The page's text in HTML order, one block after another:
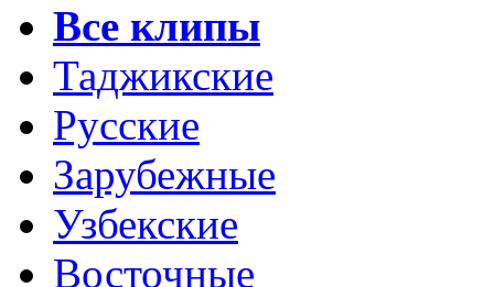
Все клипы
Таджикские
Русские
Зарубежные
Узбекские
Восточные